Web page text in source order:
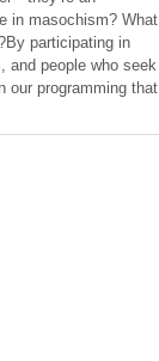
in masochism? What
participating in
and people who seek
our programming that